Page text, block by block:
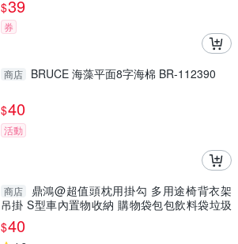
$39
券
商店 BRUCE 海藻平面8字海棉 BR-112390
$40
活動
商店
鼎鴻@超值頭枕用掛勾 多用途椅背衣架
吊掛 S型車內置物收納 購物袋包包飲料袋垃圾
袋可調式掛鉤
$40